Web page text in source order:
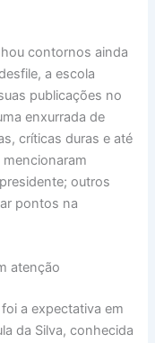
contornos ainda
a escola
publicações no
enxurrada de
críticas duras e até
outros
pontos na
atenção
a expectativa em
da Silva, conhecida